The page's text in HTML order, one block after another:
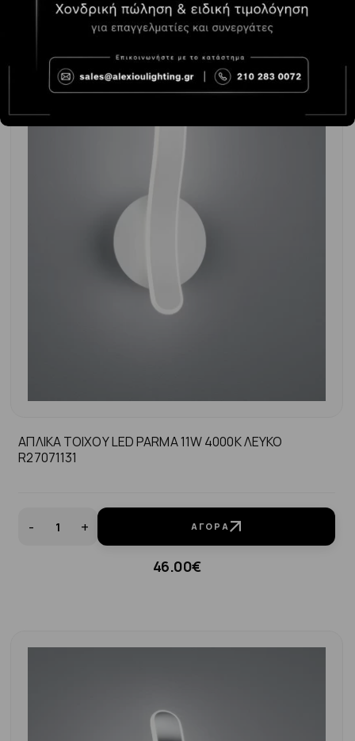
ΑΠΛΙΚΑ ΤΟΙΧΟΥ LED PARMA 11W 4000K ΛΕΥΚΟ
R27071131
- + ΑΓΟΡΆ
46.00€